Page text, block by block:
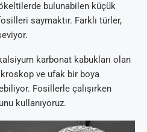
bulunabilen küçük
saymaktır. Farklı türler,
karbonat kabukları olan
ve ufak bir boya
Fosillerle çalışırken
kullanıyoruz.